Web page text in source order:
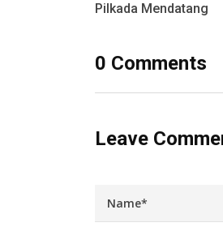
Pilkada Mendatang
0 Comments
Leave